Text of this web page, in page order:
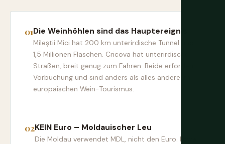
Die Weinhöhlen sind das Hauptereignis
Mileștii Mici hat 200 km unterirdische Tunnel und
1,5 Millionen Flaschen. Cricova hat unterirdische
Straßen, breit genug zum Fahren. Beide erfordern
Vorbuchung und sind anders als alles andere im
europäischen Wein-Tourismus.
KEIN Euro – Moldauischer Leu
Die Moldau verwendet MDL, nicht den Euro. Etwa